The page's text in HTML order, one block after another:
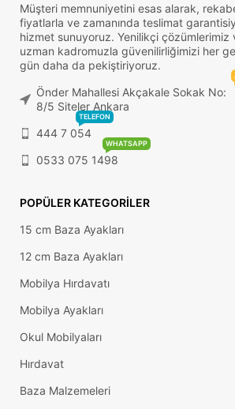
Müşteri memnuniyetini esas alarak,
fiyatlarla ve zamanında teslimat
hizmet sunuyoruz. Yenilikçi çözümlerimiz
uzman kadromuzla güvenilirliğimizi her
gün daha da pekiştiriyoruz.
Önder Mahallesi Akçakale Sokak No:
8/5 Siteler Ankara
444 7 054
TELEFON
0533 075 1498
WHATSAPP
POPÜLER KATEGORILER
15 cm Baza Ayakları
12 cm Baza Ayakları
Mobilya Hırdavatı
Mobilya Ayakları
Okul Mobilyaları
Hırdavat
Baza Malzemeleri